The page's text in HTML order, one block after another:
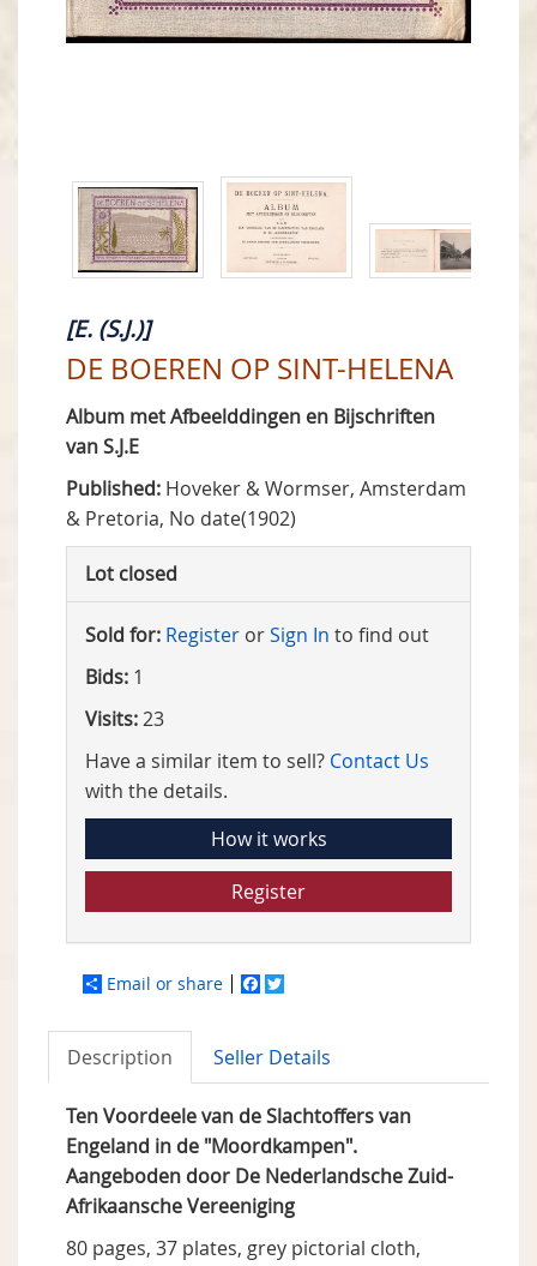
[E. (S.J.)]
DE BOEREN OP SINT-HELENA
Album met Afbeelddingen en Bijschriften
van S.J.E
Published: Hoveker & Wormser, Amsterdam
& Pretoria, No date(1902)
Lot closed
Sold for: Register orSign In to find out
Bids: 1
Visits:23
Have a similar item to sell? Contact Us
with the details.
How it works
Register
Email or share Facebook
Description Seller Details
Ten Voordeele van de Slachtoffers van
Engeland in de "Moordkampen".
Aangeboden door De Nederlandsche Zuid-
Afrikaansche Vereeniging
80 pages, 37 plates, grey pictorial cloth,